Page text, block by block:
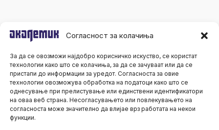
Согласност за колачиња
За да се овозможи најдобро корисничко искуство, се користат
технологии како што се колачиња, за да се зачуваат или да се
пристапи до информации за уредот. Согласноста за овие
технологии овозможува обработка на податоци како што се
однесување при прелистување или единствени идентификатори
на оваа веб страна. Несогласувањето или повлекувањето на
согласноста може значително да влијае врз работата на некои
функции.